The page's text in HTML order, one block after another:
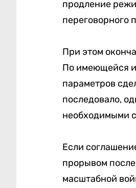
продление
переговорного
При этом
По имеющейся
параметров
последовало,
необходимыми
Если
прорывом
масштабной